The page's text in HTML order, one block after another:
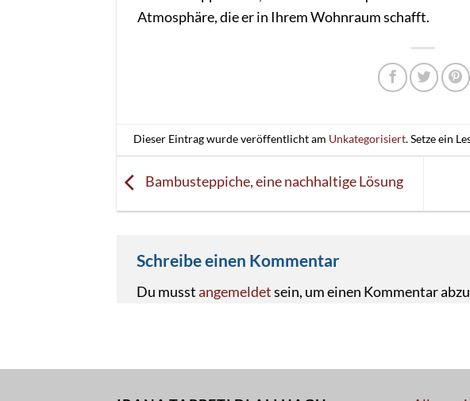
Atmosphäre, die er in Ihrem Wohnraum schafft.
Dieser Eintrag wurde veröffentlicht am Unkategorisiert. Setze ein
Bambusteppiche, eine nachhaltige Lösung
Schreibe einen Kommentar
Du musstangemeldetsein, um einen Kommentar